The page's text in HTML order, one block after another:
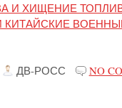
И ХИЩЕНИЕ
КИТАЙСКИЕ
ДВ-РОСС NO